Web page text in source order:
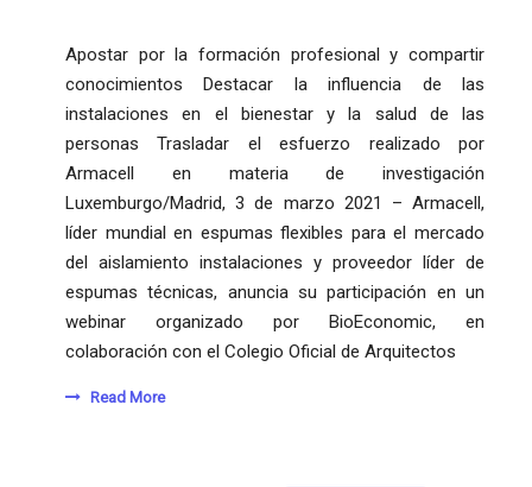
Apostar por la formación profesional y compartir
conocimientos Destacar la influencia de las
instalaciones en el bienestar y la salud de las
personas Trasladar el esfuerzo realizado por
Armacell en materia de investigación
Luxemburgo/Madrid, 3 de marzo 2021 – Armacell,
líder mundial en espumas flexibles para el mercado
del aislamiento instalaciones y proveedor líder de
espumas técnicas, anuncia su participación en un
webinar organizado por BioEconomic, en
colaboración con el Colegio Oficial de Arquitectos
Read More